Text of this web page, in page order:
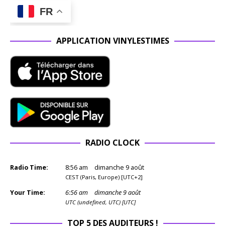
FR
APPLICATION VINYLESTIMES
RADIO CLOCK
Radio Time: 8:56 am dimanche 9 août
CEST (Paris, Europe) [UTC+2]
Your Time: 6:56am dimanche 9 août
UTC (undefined, UTC) [UTC]
TOP 5 DES AUDITEURS !